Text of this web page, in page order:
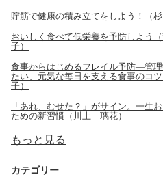
貯筋で健康の積み立てをしよう！（
おいしく食べて低栄養を予防しよう
子）
食事からはじめるフレイル予防―管理
たい、元気な毎日を支える食事のコ
子）
「あれ、むせた？」がサイン。一生
ための新習慣（川上 璃花）
もっと見る
カテゴリー